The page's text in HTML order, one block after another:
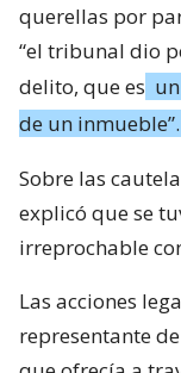
querellas por
“el tribunal dio
delito, que es
de un inmueble”.
Sobre las
explicó que se
irreprochable
Las acciones
representante